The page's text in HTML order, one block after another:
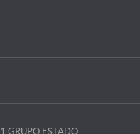
GRUPO ESTADO